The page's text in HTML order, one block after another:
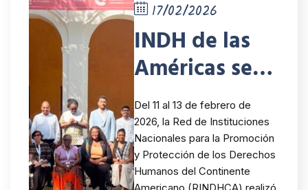
17/02/2026
INDH de las
Américas se
reunieron en
el Encuentro
“Voces que
Resuenan”
Del 11 al 13 de febrero de
2026, la Red de Instituciones
Nacionales para la Promoción
y Protección de los Derechos
Humanos del Continente